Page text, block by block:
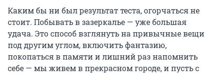
Каким бы ни был результат теста, огорчаться не
стоит. Побывать в зазеркалье — уже большая
удача. Это способ взглянуть на привычные вещи
под другим углом, включить фантазию,
покопаться в памяти и лишний раз напомнить
себе — мы живем в прекрасном городе, и пусть с